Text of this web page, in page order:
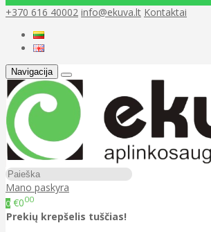
+370 616 40002 info@ekuva.lt Kontaktai
Navigacija
Mano paskyra
0 €000
Prekių krepšelis tuščias!